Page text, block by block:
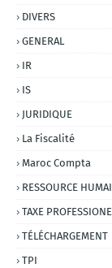
DIVERS
GENERAL
IR
IS
JURIDIQUE
La Fiscalité
Maroc Compta
RESSOURCE
TAXE
TÉLÉCHARGEMENT
TPI